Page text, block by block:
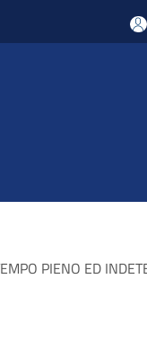
PIENO ED